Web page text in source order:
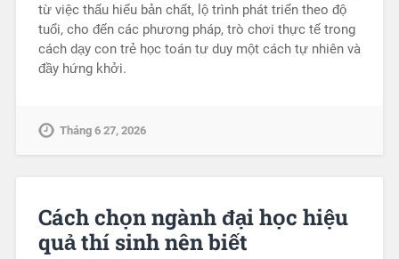
từ việc thấu hiểu bản chất, lộ trình phát triển theo độ
tuổi, cho đến các phương pháp, trò chơi thực tế trong
cách dạy con trẻ học toán tư duy một cách tự nhiên và
đầy hứng khởi.
Tháng 6 27, 2026
Cách chọn ngành đại học hiệu
quả thí sinh nên biết